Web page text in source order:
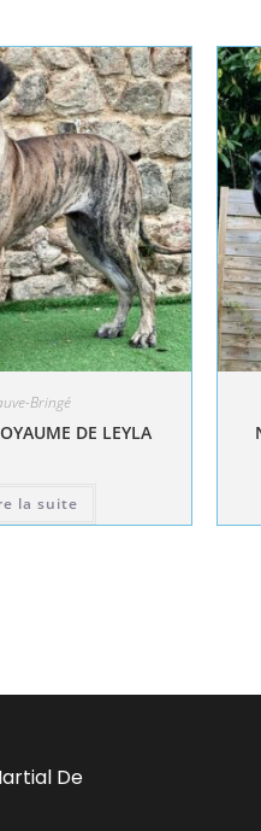
Bringé
DE LEYLA
la suite
De